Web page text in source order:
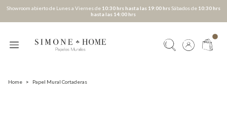
Showroom abierto de Lunes a Viernes de 10:30 hrs hasta las 19:00 hrsSábados de 10:30 hrs
hasta las 14:00 hrs
Home > Papel Mural Cortaderas